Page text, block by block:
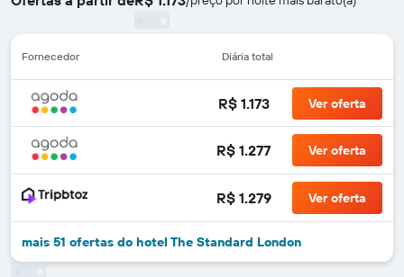
Fornecedor Diária total
R$ 1.173 Ver oferta
R$ 1.277 Ver oferta
R$ 1.279 Ver oferta
mais 51 ofertas do hotel The Standard London